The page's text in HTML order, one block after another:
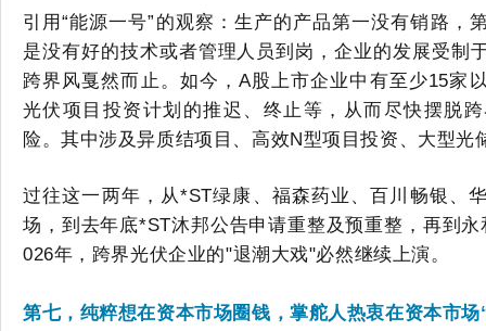
引用“能源一号”的观察： 生产的产品第一没有销路，
是没有好的技术或者管理人员到岗，企业的发展受制
跨界风戛然而止。 如今， A股上市企业中有至少15家
光伏项目投资计划的推迟、终止等，从而尽快摆脱
险。其中涉及异质结项目、高效N型项目投资、大型光
过往这一两年， 从*ST绿康、福森药业、百川畅银、
场 ， 到 去年底*ST沐邦公告申请重整及预重整 ，再到 永
026年 ，跨界光伏企业的"退潮大戏"必然继续上演。
第七， 纯粹想在资本市场圈钱，掌舵人热衷在资本市场